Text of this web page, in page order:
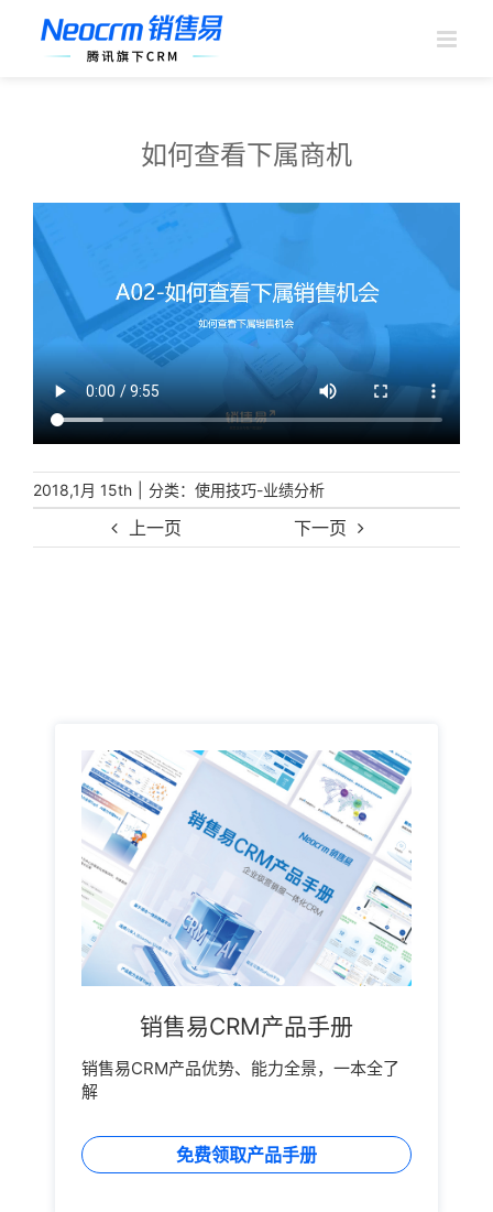
上一页 下一页
如何查看下属商机
2018,1月 15th | 分类： 使用技巧-业绩分析
销售易CRM产品手册
销售易CRM产品优势、能力全景，一本全了
解
免费领取产品手册